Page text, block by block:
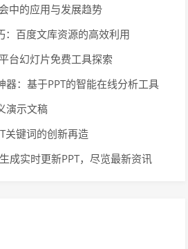
中的应用与发展趋势
：百度文库资源的高效利用
台幻灯片免费工具探索
器：基于PPT的智能在线分析工具
演示文稿
关键词的创新再造
成实时更新PPT，尽览最新资讯